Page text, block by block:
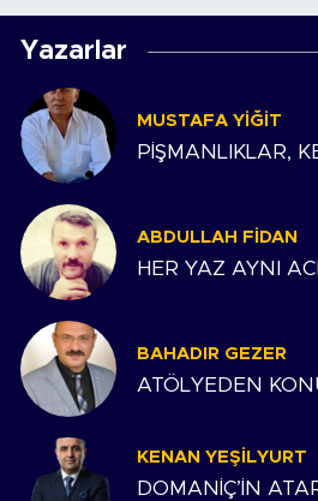
Yazarlar
MUSTAFA YIĞIT
PİŞMANLIKLAR,
ABDULLAH FIDAN
HER YAZ AYNI ACI
BAHADIR GEZER
ATÖLYEDEN
KENAN YEŞILYURT
DOMANİÇ’İN